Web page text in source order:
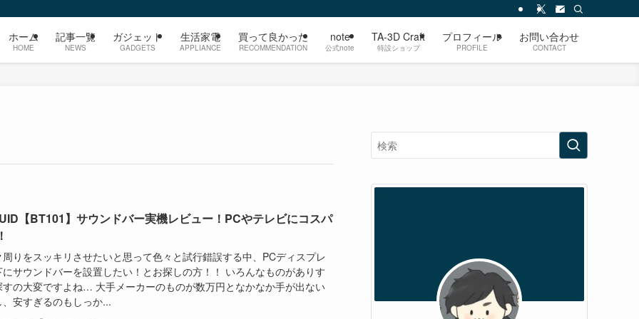
ホーム
HOME
記事一覧
NEWS
ガジェット
GADGETS
生活家電
APPLIANCE
買って良かった
RECOMMENDATION
note
公式note
TA-3D Craft
特設ショップ
プロフィール
PROFILE
お問い合わせ
CONTACT
【BT101】サウンドバー実機レビュー！PCやテレビにコスパ
りをスッキリさせたいと思って色々と試行錯誤する中、PCディスプレ
サウンドバーを設置したい！とお探しの方！！ いろんなものがありす
すの大変ですよね… 大手メーカーのものが数万円となかなか手が出ない
安すぎるのもしっか...